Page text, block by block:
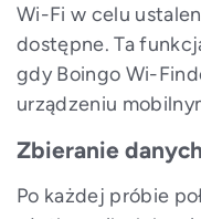
Wi-Fi w celu
dostępne. Ta
gdy Boingo Wi-
urządzeniu
Zbieranie
Po każdej próbie